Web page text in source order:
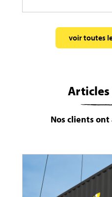
voir toutes
Articles
Nos clients